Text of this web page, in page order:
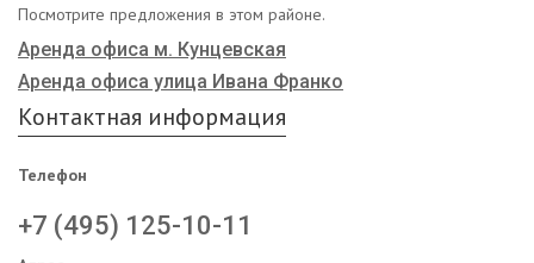
Посмотрите предложения в этом районе.
Аренда офиса м. Кунцевская
Аренда офиса улица Ивана Франко
Контактная информация
Телефон
+7 (495) 125-10-11